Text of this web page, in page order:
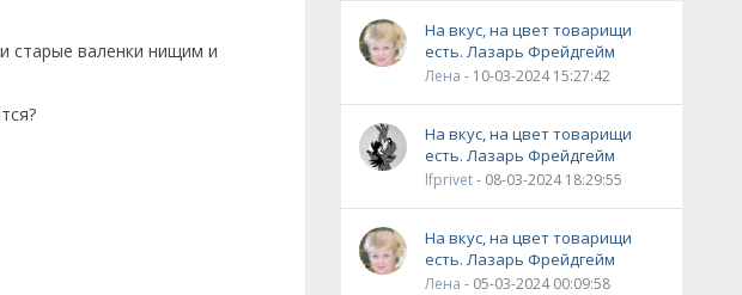
старые валенки нищим и
На вкус, на цвет товарищи
есть. Лазарь Фрейдгейм
Лена - 10-03-2024 15:27:42
На вкус, на цвет товарищи
есть. Лазарь Фрейдгейм
lfprivet- 08-03-2024 18:29:55
На вкус, на цвет товарищи
есть. Лазарь Фрейдгейм
Лена - 05-03-2024 00:09:58